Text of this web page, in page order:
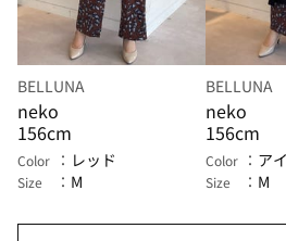
BELLUNA
neko
156cm
Color レッド
Size M
BELLUNA
neko
156cm
Color ア
Size M